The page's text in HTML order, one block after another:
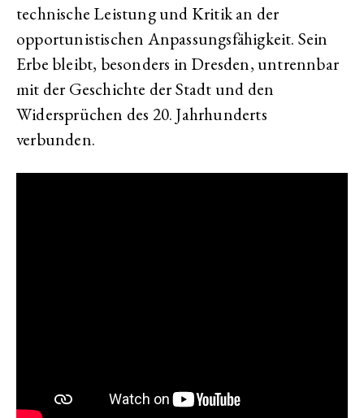
technische Leistung und Kritik an der
opportunistischen Anpassungsfähigkeit. Sein
Erbe bleibt, besonders in Dresden, untrennbar
mit der Geschichte der Stadt und den
Widersprüchen des 20. Jahrhunderts
verbunden.